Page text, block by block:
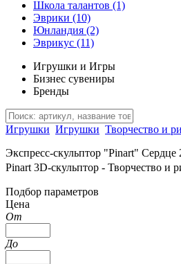
Школа талантов (1)
Эврики (10)
Юнландия (2)
Эврикус (11)
Игрушки и Игры
Бизнес сувениры
Бренды
Игрушки Игрушки Творчество и
Экспресс-скульптор "Pinart"
Pinart 3D-скульптор - Творчество и
Подбор параметров
Цена
От
До